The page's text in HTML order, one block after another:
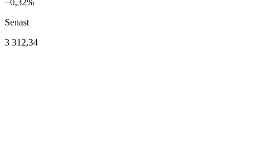
−0,32%
Senast
3 312,34